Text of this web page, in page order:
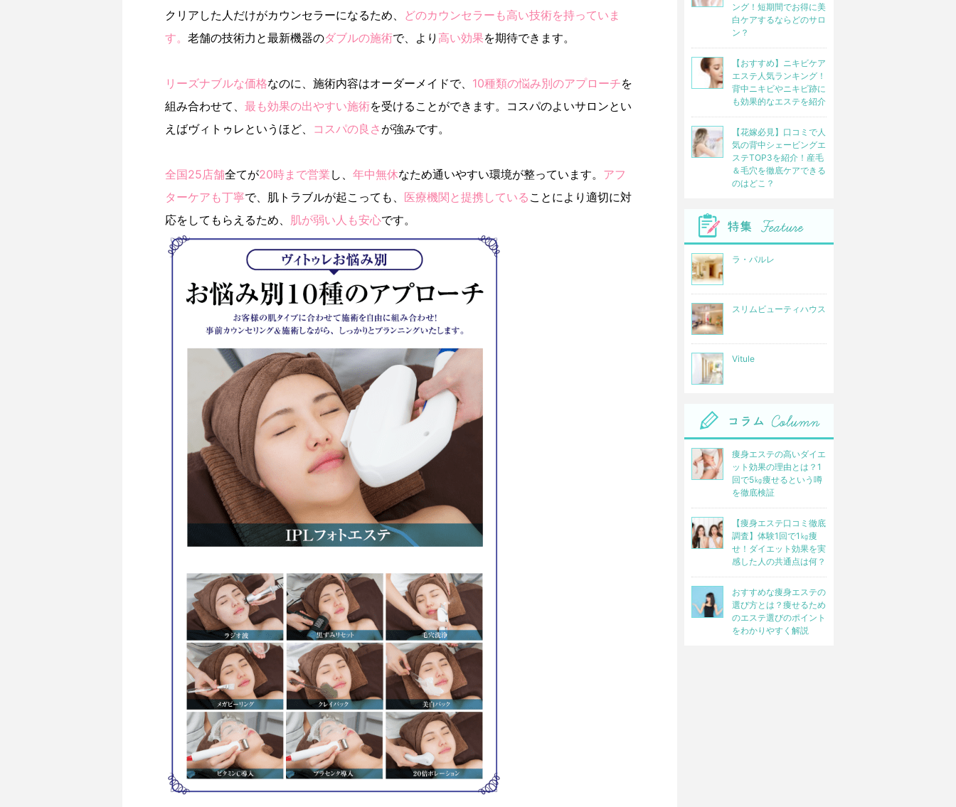
クリアした人だけがカウンセラーになるため、 どのカウンセラーも高い技術を持っていま
す。 老舗の技術力と最新機器のダブルの施術で、より 高い効果を期待できます。
リーズナブルな価格なのに、施術内容はオーダーメイドで、 10種類の悩み別のアプローチを
組み合わせて、 最も効果の出やすい施術を受けることができます。コスパのよいサロンとい
えばヴィトゥレというほど、 コスパの良さ が強みです。
全国25店舗全てが20時まで営業 し、 年中無休なため通いやすい環境が整っています。 アフ
ターケアも丁寧で、肌トラブルが起こっても、 医療機関と提携している ことにより適切に対
応をしてもらえるため、 肌が弱い人も安心です。
ング！短期間でお得に美
白ケアするならどのサロ
ン？
【おすすめ】ニキビケア
エステ人気ランキング！
背中ニキビやニキビ跡に
も効果的なエステを紹介
【花嫁必見】口コミで人
気の背中シェービングエ
ステTOP3を紹介！産毛
＆毛穴を徹底ケアできる
のはどこ？
ラ・パルレ
スリムビューティハウス
Vitule
痩身エステの高いダイエ
ット効果の理由とは？1
回で5㎏痩せるという噂
を徹底検証
【痩身エステ口コミ徹底
調査】体験1回で1㎏痩
せ！ダイエット効果を実
感した人の共通点は何？
おすすめな痩身エステの
選び方とは？痩せるため
のエステ選びのポイント
をわかりやすく解説